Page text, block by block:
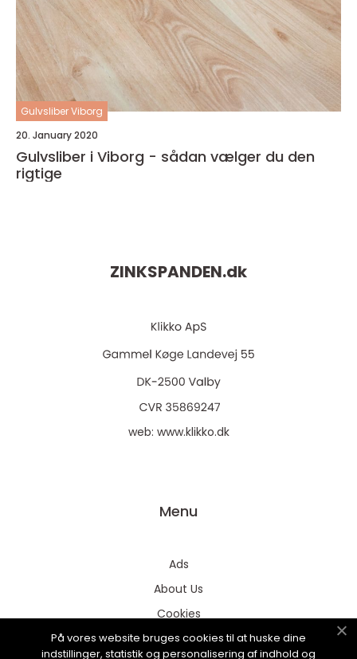
Gulvsliber Viborg
20. January 2020
Gulvsliber i Viborg - sådan vælger du den
rigtige
ZINKSPANDEN.dk
web: www.klikko.dk
Menu
Ads
About Us
Cookies
Contact
På vores website bruges cookies til at huske dine
indstillinger, statistik og personalisering af indhold og